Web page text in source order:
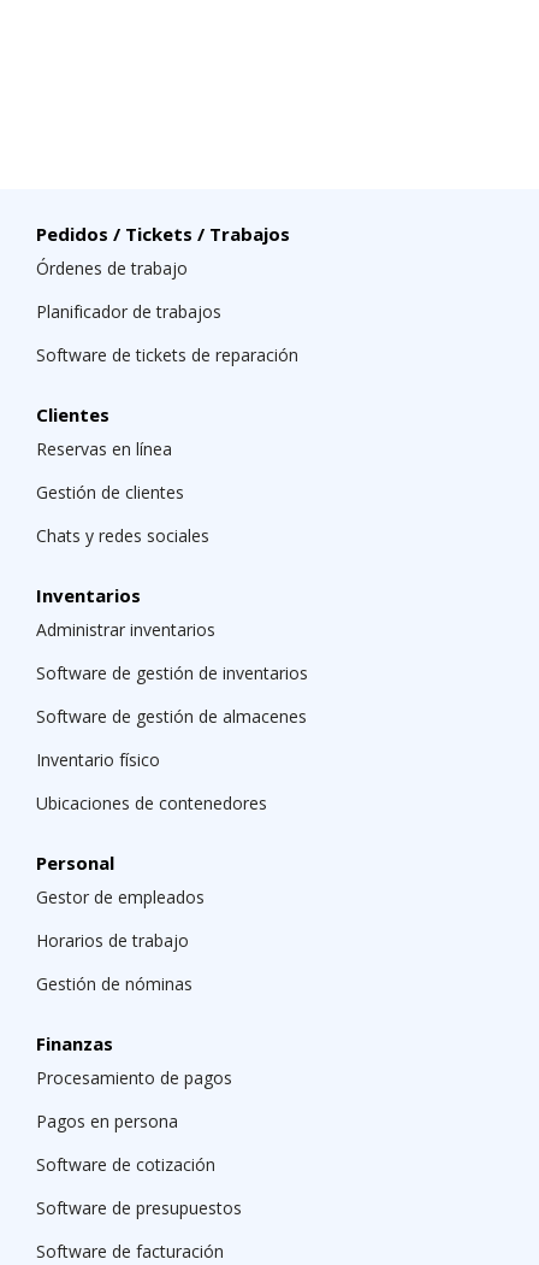
Pedidos / Tickets / Trabajos
Órdenes de trabajo
Planificador de trabajos
Software de tickets de reparación
Clientes
Reservas en línea
Gestión de clientes
Chats y redes sociales
Inventarios
Administrar inventarios
Software de gestión de inventarios
Software de gestión de almacenes
Inventario físico
Ubicaciones de contenedores
Personal
Gestor de empleados
Horarios de trabajo
Gestión de nóminas
Finanzas
Procesamiento de pagos
Pagos en persona
Software de cotización
Software de presupuestos
Software de facturación